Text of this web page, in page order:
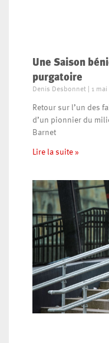
Une Saison
purgatoire
Denis Desbonnet 1
Retour sur l’un des
d’un pionnier du
Barnet
Lire la suite »